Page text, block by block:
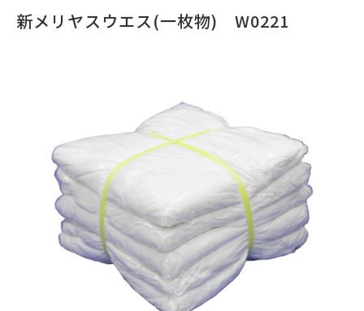
新メリヤスウエス(一枚物) W0221